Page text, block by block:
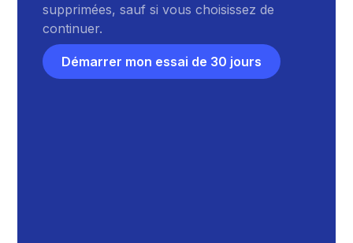
supprimées, sauf si vous choisissez de
continuer.
Démarrer mon essai de 30 jours